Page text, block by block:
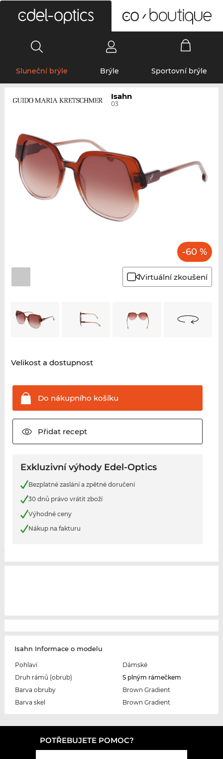
Sluneční brýle Brýle Sportovní brýle
Isahn
03
-60 %
Virtuální zkoušení
Velikost a dostupnost
Do nákupního košíku
Přidatrecept
Exkluzivní výhody Edel-Optics
Bezplatné zaslání a zpětné doručení
30 dnů právo vrátit zboží
Výhodné ceny
Nákup na fakturu
Isahn Informace o modelu
Pohlaví
Dámské
Druh rámů (obrub)
S plným rámečkem
Barva obruby
Brown Gradient
Barva skel
Brown Gradient
POTŘEBUJETE POMOC?